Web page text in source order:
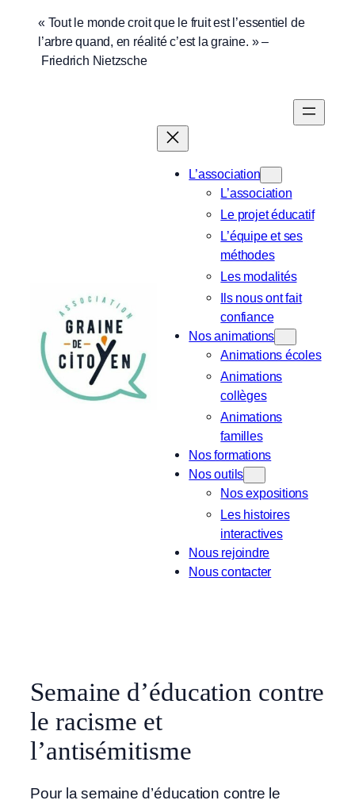
contenu
« Tout le monde croit que le fruit est l’essentiel de
l’arbre quand, en réalité c’est la graine. » –
Friedrich Nietzsche
L’association
L’association
Le projet éducatif
L’équipe et ses
méthodes
Les modalités
Ils nous ont fait
confiance
Nos animations
Animations écoles
Animations
collèges
Animations
familles
Nos formations
Nos outils
Nos expositions
Les histoires
interactives
Nous rejoindre
Nous contacter
Semaine d’éducation contre
le racisme et
l’antisémitisme
Pour la semaine d’éducation contre le